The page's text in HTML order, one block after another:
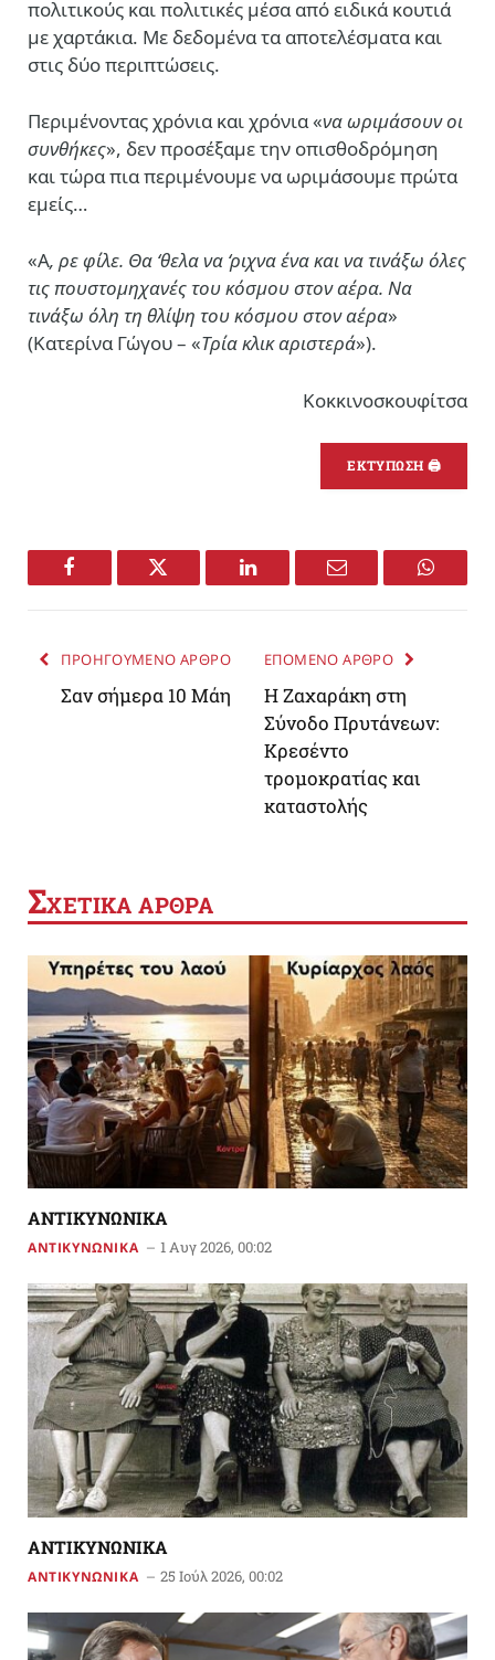
πολιτικούς και πολιτικές μέσα από ειδικά κουτιά
με χαρτάκια. Με δεδομένα τα αποτελέσματα και
στις δύο περιπτώσεις.
Περιμένοντας χρόνια και χρόνια «να ωριμάσουν οι
συνθήκες», δεν προσέξαμε την οπισθοδρόμηση
και τώρα πια περιμένουμε να ωριμάσουμε πρώτα
εμείς…
«Α, ρε φίλε. Θα ‘θελα να ‘ριχνα ένα και να τινάξω όλες
τις πουστομηχανές του κόσμου στον αέρα. Να
τινάξω όλη τη θλίψη του κόσμου στον αέρα»
(Κατερίνα Γώγου – «Τρία κλικ αριστερά»).
Κοκκινοσκουφίτσα
ΕΚΤΥΠΩΣΗ 🖨
Facebook Twitter LinkedIn Email
ΠΡΟΗΓΟΥΜΕΝΟ ΑΡΘΡΟ
Σαν σήμερα 10 Μάη
ΕΠΟΜΕΝΟ ΑΡΘΡΟ
Η Ζαχαράκη στη
Σύνοδο Πρυτάνεων:
Κρεσέντο
τρομοκρατίας και
καταστολής
ΣΧΕΤΙΚΑ ΑΡΘΡΑ
ΑΝΤΙΚΥΝΩΝΙΚΑ
ΑΝΤΙΚΥΝΩΝΙΚΑ 1 Αυγ 2026, 00:02
ΑΝΤΙΚΥΝΩΝΙΚΑ
ΑΝΤΙΚΥΝΩΝΙΚΑ 25 Ιούλ 2026, 00:02